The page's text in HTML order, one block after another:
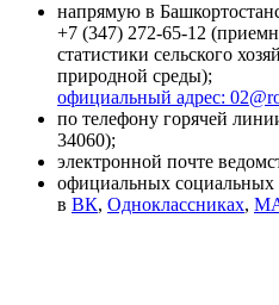
напрямую в
+7 (347) 272-65-12
статистики сельского
природной среды);
официальный адрес:
по телефону горячей
34060);
электронной почте
официальных социальных
в ВК, Одноклассниках,